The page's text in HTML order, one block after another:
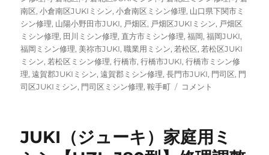
南区,小倉南区JUKIミシン,小倉南区ミシン修理, 山口県下関市ミ
シン修理, 山陽小野田市JUKI, 戸畑区, 戸畑区JUKIミシン, 戸畑区
ミシン修理, 田川ミシン修理, 直方市ミシン修理,福岡,福岡JUKI,
福岡ミシン修理, 美祢市JUKI,職業用ミシン, 若松区, 若松区JUKI
ミシン, 若松区ミシン修理,行橋市,行橋市JUKI,行橋市ミシン修
理,遠賀郡JUKIミシン,遠賀郡ミシン修理,長門市JUKI, 門司区, 門
司区JUKIミシン, 門司区ミシン修理,鞍手町
【JUKI（ジ
HZL-
010N
コメント
JUKI（ジューキ）家庭用ミ